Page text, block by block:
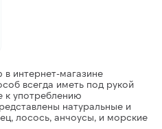
интернет-магазине
всегда иметь под рукой
к употреблению
натуральные и
лосось, анчоусы, и морские